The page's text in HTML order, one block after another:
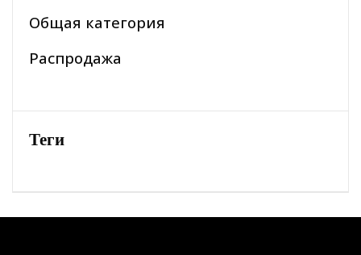
Общая категория
Распродажа
Теги